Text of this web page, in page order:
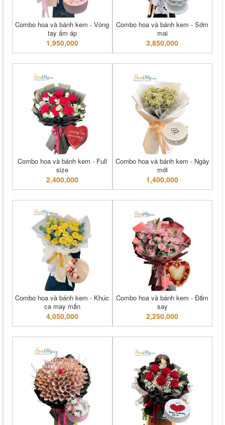
Combo hoa và bánh kem - Vòng
tay ấm áp
1,950,000
Combo hoa và bánh kem - Sớm
mai
3,850,000
Combo hoa và bánh kem - Full
size
2,400,000
Combo hoa và bánh kem - Ngày
mới
1,400,000
Combo hoa và bánh kem - Khúc
ca may mắn
4,050,000
Combo hoa và bánh kem - Đắm
say
2,250,000